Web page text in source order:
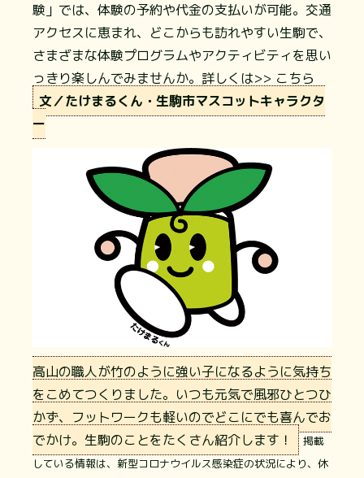
験」では、体験の予約や代金の支払いが可能。交通
アクセスに恵まれ、どこからも訪れやすい生駒で、
さまざまな体験プログラムやアクティビティを思い
っきり楽しんでみませんか。詳しくは>> こちら
文／たけまるくん・生駒市マスコットキャラクタ
ー
高山の職人が竹のように強い子になるように気持ち
をこめてつくりました。いつも元気で風邪ひとつひ
かず、フットワークも軽いのでどこにでも喜んでお
でかけ。生駒のことをたくさん紹介します！
掲載
している情報は、新型コロナウイルス感染症の状況により、休